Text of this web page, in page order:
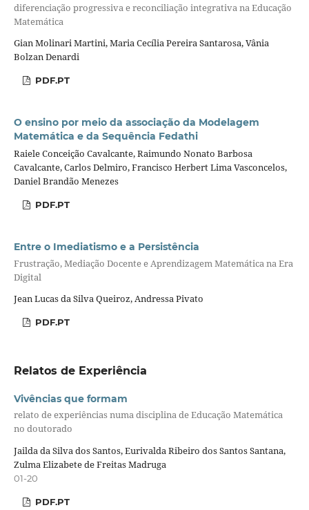
diferenciação progressiva e reconciliação integrativa na Educação
Matemática
Gian Molinari Martini, Maria Cecília Pereira Santarosa, Vânia
Bolzan Denardi
PDF.PT
O ensino por meio da associação da Modelagem
Matemática e da Sequência Fedathi
Raiele Conceição Cavalcante, Raimundo Nonato Barbosa
Cavalcante, Carlos Delmiro, Francisco Herbert Lima Vasconcelos,
Daniel Brandão Menezes
PDF.PT
Entre o Imediatismo e a Persistência
Frustração, Mediação Docente e Aprendizagem Matemática na Era
Digital
Jean Lucas da Silva Queiroz, Andressa Pivato
PDF.PT
Relatos de Experiência
Vivências que formam
relato de experiências numa disciplina de Educação Matemática
no doutorado
Jailda da Silva dos Santos, Eurivalda Ribeiro dos Santos Santana,
Zulma Elizabete de Freitas Madruga
01-20
PDF.PT